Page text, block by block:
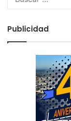
Publicidad